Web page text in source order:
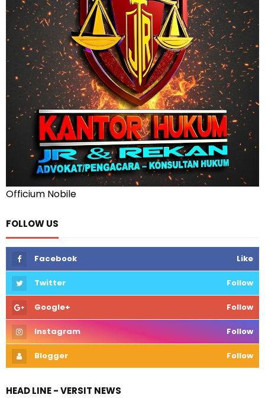
Officium Nobile
FOLLOW US
Facebook Like
Twitter Follow
Google+ Follow
Instagram Follow
Blogger Follow
HEAD LINE - VERSIT NEWS